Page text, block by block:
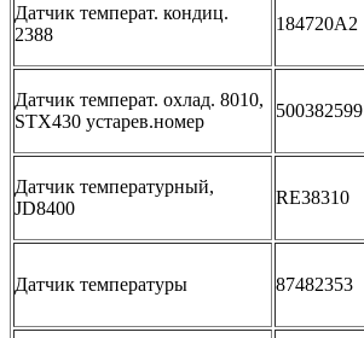
Датчик температ. кондиц.
2388
184720A2
Датчик температ. охлад. 8010,
STX430 устарев.номер
500382599
Датчик температурный,
JD8400
RE38310
Датчик температуры 87482353